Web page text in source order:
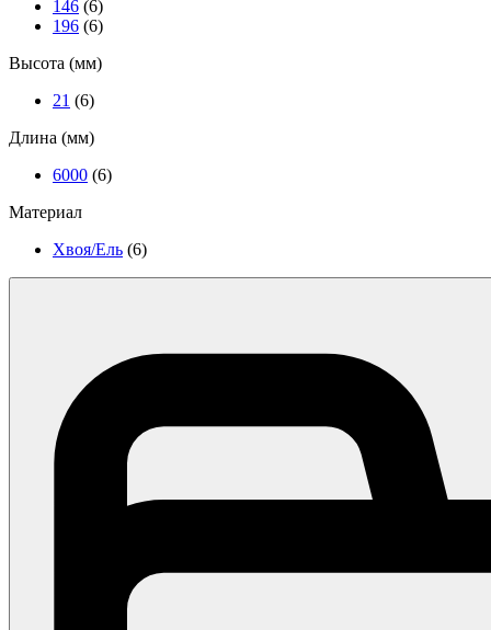
146 (6)
196 (6)
Высота (мм)
21 (6)
Длина (мм)
6000 (6)
Материал
Хвоя/Ель (6)